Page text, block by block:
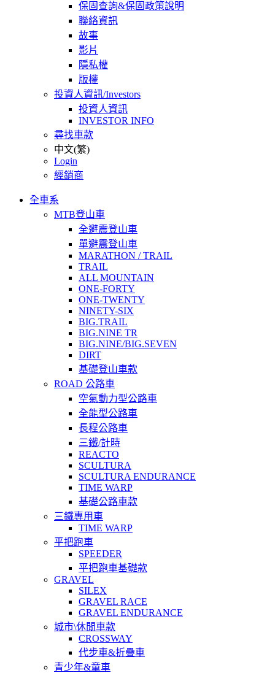
保固查詢&保固政策說明
聯絡資訊
故事
影片
隱私權
版權
投資人資訊/Investors
投資人資訊
INVESTOR INFO
尋找車款
中文(繁)
Login
經銷商
全車系
MTB登山車
全避震登山車
單避震登山車
MARATHON / TRAIL
TRAIL
ALL MOUNTAIN
ONE-FORTY
ONE-TWENTY
NINETY-SIX
BIG.TRAIL
BIG.NINE TR
BIG.NINE/BIG.SEVEN
DIRT
基礎登山車款
ROAD 公路車
空氣動力型公路車
全能型公路車
長程公路車
三鐵/計時
REACTO
SCULTURA
SCULTURA ENDURANCE
TIME WARP
基礎公路車款
三鐵專用車
TIME WARP
平把跑車
SPEEDER
平把跑車基礎款
GRAVEL
SILEX
GRAVEL RACE
GRAVEL ENDURANCE
城市\休閒車款
CROSSWAY
代步車&折疊車
青少年&童車